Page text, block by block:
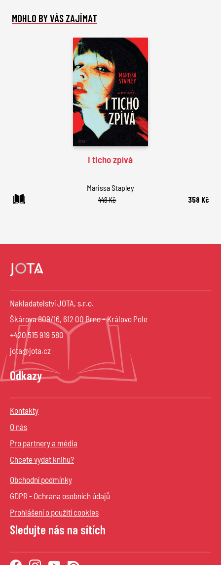
MOHLO BY VÁS ZAJÍMAT
I ticho zpívá
Marissa Stapley
448 Kč
358 Kč
Nakladatelství JOTA, s.r.o.
Škárova 809/16, 612 00 Brno – Královo Pole
+420 515 919 580
jota@jota.cz
Odkazy
Kontakty
O nás
Pro partnery a média
Chcete vydat knihu?
Obchodní podmínky
GDPR - Ochrana osobních údajů
Prohlášení o použití cookies
Sledujte nás na sítích